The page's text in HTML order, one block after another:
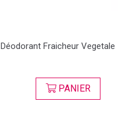
Déodorant Fraicheur Vegetale
PANIER